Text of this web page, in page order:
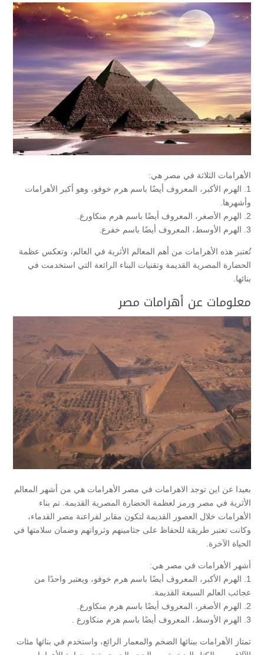
الأهرامات الثلاثة في مصر هي:
1. الهرم الأكبر، المعروف أيضًا باسم هرم خوفو، وهو أكبر الأهرامات
وأشهرها.
2. الهرم الأصغر، المعروف أيضًا باسم هرم منكاورع.
3. الهرم الأوسط، المعروف أيضًا باسم خفرع.
تُعتبر هذه الأهرامات من أهم المعالم الأثرية في العالم، وتعكس عظمة
الحضارة المصرية القديمة وتقنيات البناء الرائعة التي استخدمت في
بنائها.
معلومات عن أهرامات مصر
بعيدا عن اين توجد الاهرامات في مصر الأهرامات هي من أشهر المعالم
الأثرية في مصر ورمز لعظمة الحضارة المصرية القديمة. تم بناء
الأهرامات خلال العصور القديمة لتكون مقابر لفراعنة مصر القدماء،
وكانت تعتبر طريقة للحفاظ على جثامينهم وثرواتهم وضمان سلامتها في
الحياة الآخرة.
أشهر الأهرامات في مصر هي:
1. الهرم الأكبر، المعروف أيضًا باسم هرم خوفو، ويعتبر واحدًا من
عجائب العالم السبعة القديمة.
2. الهرم الأصغر، المعروف أيضًا باسم هرم منكاورع.
3. الهرم الأوسط، المعروف أيضًا باسم هرم منكاورع .
تمتاز الأهرامات ببنائها الضخم والمعمار الرائع، واستخدم في بنائها مئات